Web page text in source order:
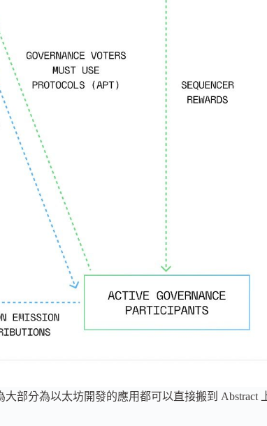
部分為以太坊開發的應用都可以直接搬到 Abstract